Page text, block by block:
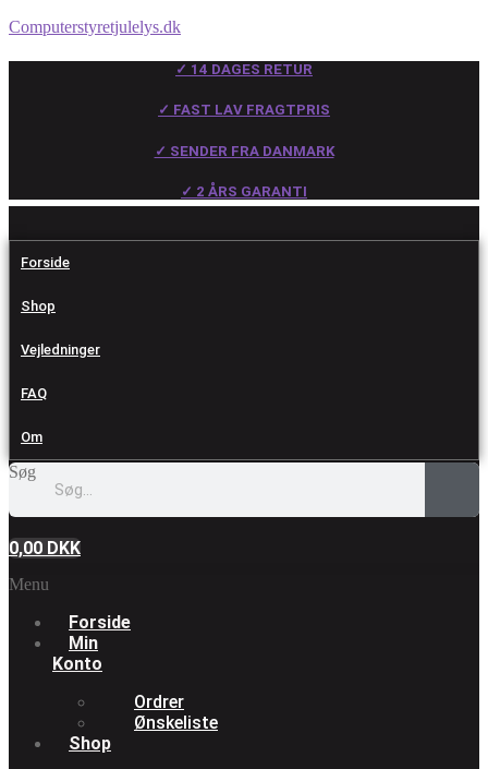
Computerstyretjulelys.dk
✓ 14 DAGES RETUR
✓ FAST LAV FRAGTPRIS
✓ SENDER FRA DANMARK
✓ 2 ÅRS GARANTI
Forside
Shop
Vejledninger
FAQ
Om
Søg
0,00 DKK
Menu
Forside
Min
Konto
Ordrer
Ønskeliste
Shop